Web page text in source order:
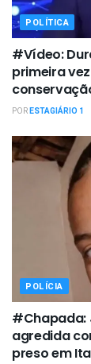
POLÍTICA
#Vídeo:
primeira
PORESTAGIÁRIO 1
POLÍCIA
#Chapada:
agredida
preso em